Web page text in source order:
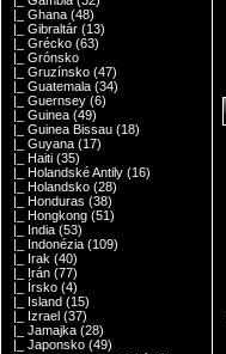
|_ Ghana (48)
|_ Gibraltár (13)
|_ Grécko (63)
|_ Grónsko
|_ Gruzínsko (47)
|_ Guatemala (34)
|_ Guernsey (6)
|_ Guinea (49)
|_ Guinea Bissau (18)
|_ Guyana (17)
|_ Haiti (35)
|_ Holandské Antily (16)
|_ Holandsko (28)
|_ Honduras (38)
|_ Hongkong (51)
|_ India (53)
|_ Indonézia (109)
|_ Irak (40)
|_ Irán (77)
|_ Írsko (4)
|_ Island (15)
|_ Izrael (37)
|_ Jamajka (28)
|_ Japonsko (49)